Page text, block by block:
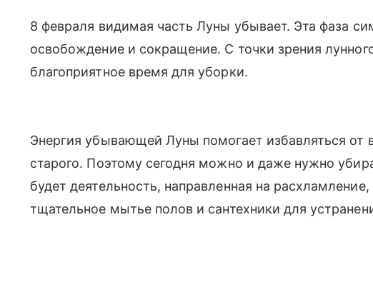
8 февраля видимая часть Луны убывает. Эта фаза
освобождение и сокращение. С точки зрения
благоприятное время для уборки.
Энергия убывающей Луны помогает избавляться от
старого. Поэтому сегодня можно и даже нужно
будет деятельность, направленная на
тщательное мытье полов и сантехники для